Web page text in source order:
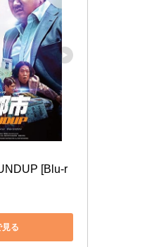
[Blu-r
る